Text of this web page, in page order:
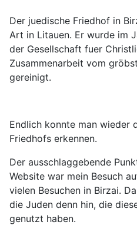
Der juedische Friedhof in
Art in Litauen. Er wurde im
der Gesellschaft fuer
Zusammenarbeit vom
gereinigt.
Endlich konnte man wieder
Friedhofs erkennen.
Der ausschlaggebende
Website war mein Besuch
vielen Besuchen in Birzai.
die Juden denn hin, die
genutzt haben.